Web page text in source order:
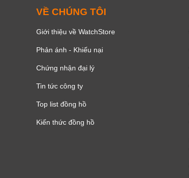
VỀ CHÚNG TÔI
Giới thiệu về WatchStore
Phản ánh - Khiếu nại
Chứng nhận đại lý
Tin tức công ty
Top list đồng hồ
Kiến thức đồng hồ